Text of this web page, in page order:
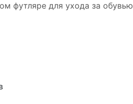
футляре для ухода за обувью